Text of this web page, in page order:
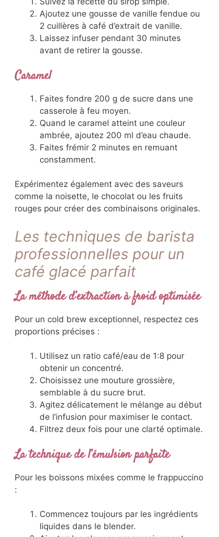
Ajoutez une gousse de vanille fendue ou
2 cuillères à café d’extrait de vanille.
Laissez infuser pendant 30 minutes
avant de retirer la gousse.
Caramel
Faites fondre 200 g de sucre dans une
casserole à feu moyen.
Quand le caramel atteint une couleur
ambrée, ajoutez 200 ml d’eau chaude.
Faites frémir 2 minutes en remuant
constamment.
Expérimentez également avec des saveurs
comme la noisette, le chocolat ou les fruits
rouges pour créer des combinaisons originales.
Les techniques de barista
professionnelles pour un
café glacé parfait
La méthode d’extraction à froid optimisée
Pour un cold brew exceptionnel, respectez ces
proportions précises :
Utilisez un ratio café/eau de 1:8 pour
obtenir un concentré.
Choisissez une mouture grossière,
semblable à du sucre brut.
Agitez délicatement le mélange au début
de l’infusion pour maximiser le contact.
Filtrez deux fois pour une clarté optimale.
La technique de l’émulsion parfaite
Pour les boissons mixées comme le frappuccino
:
Commencez toujours par les ingrédients
liquides dans le blender.